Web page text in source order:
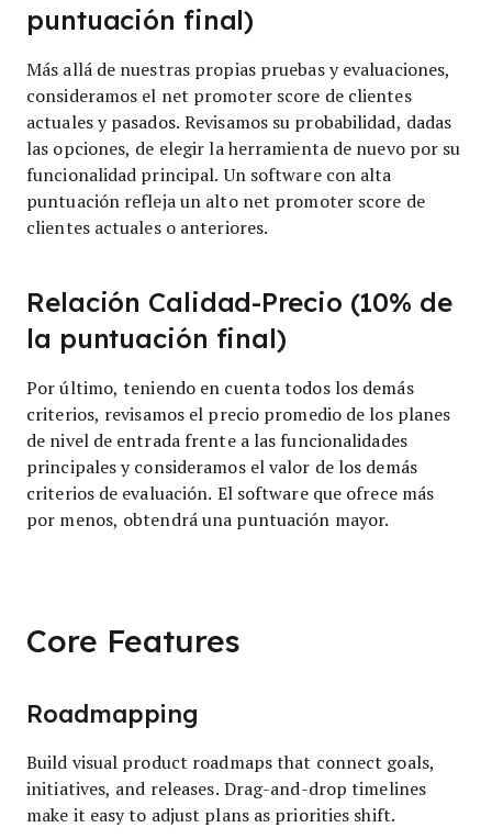
puntuación final)
Más allá de nuestras propias pruebas y evaluaciones,
consideramos el net promoter score de clientes
actuales y pasados. Revisamos su probabilidad, dadas
las opciones, de elegir la herramienta de nuevo por su
funcionalidad principal. Un software con alta
puntuación refleja un alto net promoter score de
clientes actuales o anteriores.
Relación Calidad-Precio (10% de
la puntuación final)
Por último, teniendo en cuenta todos los demás
criterios, revisamos el precio promedio de los planes
de nivel de entrada frente a las funcionalidades
principales y consideramos el valor de los demás
criterios de evaluación. El software que ofrece más
por menos, obtendrá una puntuación mayor.
Core Features
Roadmapping
Build visual product roadmaps that connect goals,
initiatives, and releases. Drag-and-drop timelines
make it easy to adjust plans as priorities shift.